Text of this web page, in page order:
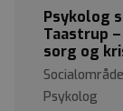
Psykolog
Taastrup
sorg og
Psykolog